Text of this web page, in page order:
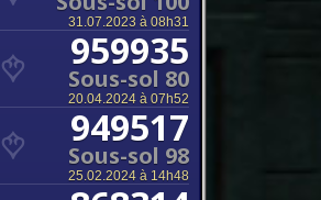
31.07.2023 à 08h31
959935
Sous-sol 80
20.04.2024 à 07h52
949517
Sous-sol 98
25.02.2024 à 14h48